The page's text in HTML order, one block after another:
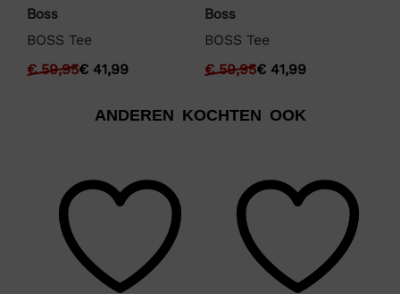
Boss
BOSS Tee
€59,95€ 41,99
Boss
BOSS Tee
€59,95€ 41,99
ANDEREN KOCHTEN OOK